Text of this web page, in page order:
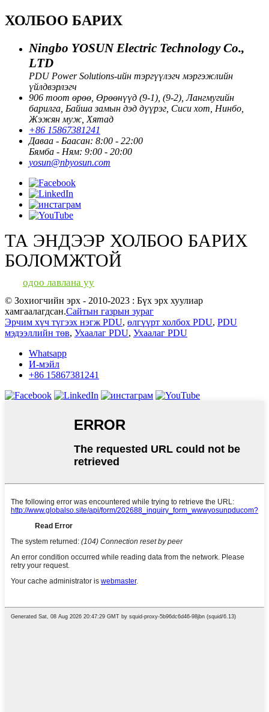
ХОЛБОО БАРИХ
Ningbo YOSUN Electric Technology Co.,
LTD
PDU Power Solutions-ийн тэргүүлэгч мэргэжлийн
үйлдвэрлэгч
906 тоот өрөө, Өрөөнүүд (9-1), (9-2), Лангмугийн
барилга, Байша замын дэд дүүрэг, Сиси хот, Нинбо,
Жэжян муж, Хятад
+86 15867381241
Даваа - Баасан: 8:00 - 22:00
Бямба - Ням: 9:00 - 20:00
yosun@nbyosun.com
ТА ЭНДЭЭР ХОЛБОО БАРИХ
БОЛОМЖТОЙ
одоо лавлана уу
© Зохиогчийн эрх - 2010-2023 : Бүх эрх хуулиар
хамгаалагдсан.Сайтын газрын зураг
Эрчим хүч түгээх нэгж PDU, өлгүүрт холбох PDU, PDU
мэдээллийн төв, Ухаалаг PDU, Ухаалаг PDU
Whatsapp
И-мэйл
+86 15867381241